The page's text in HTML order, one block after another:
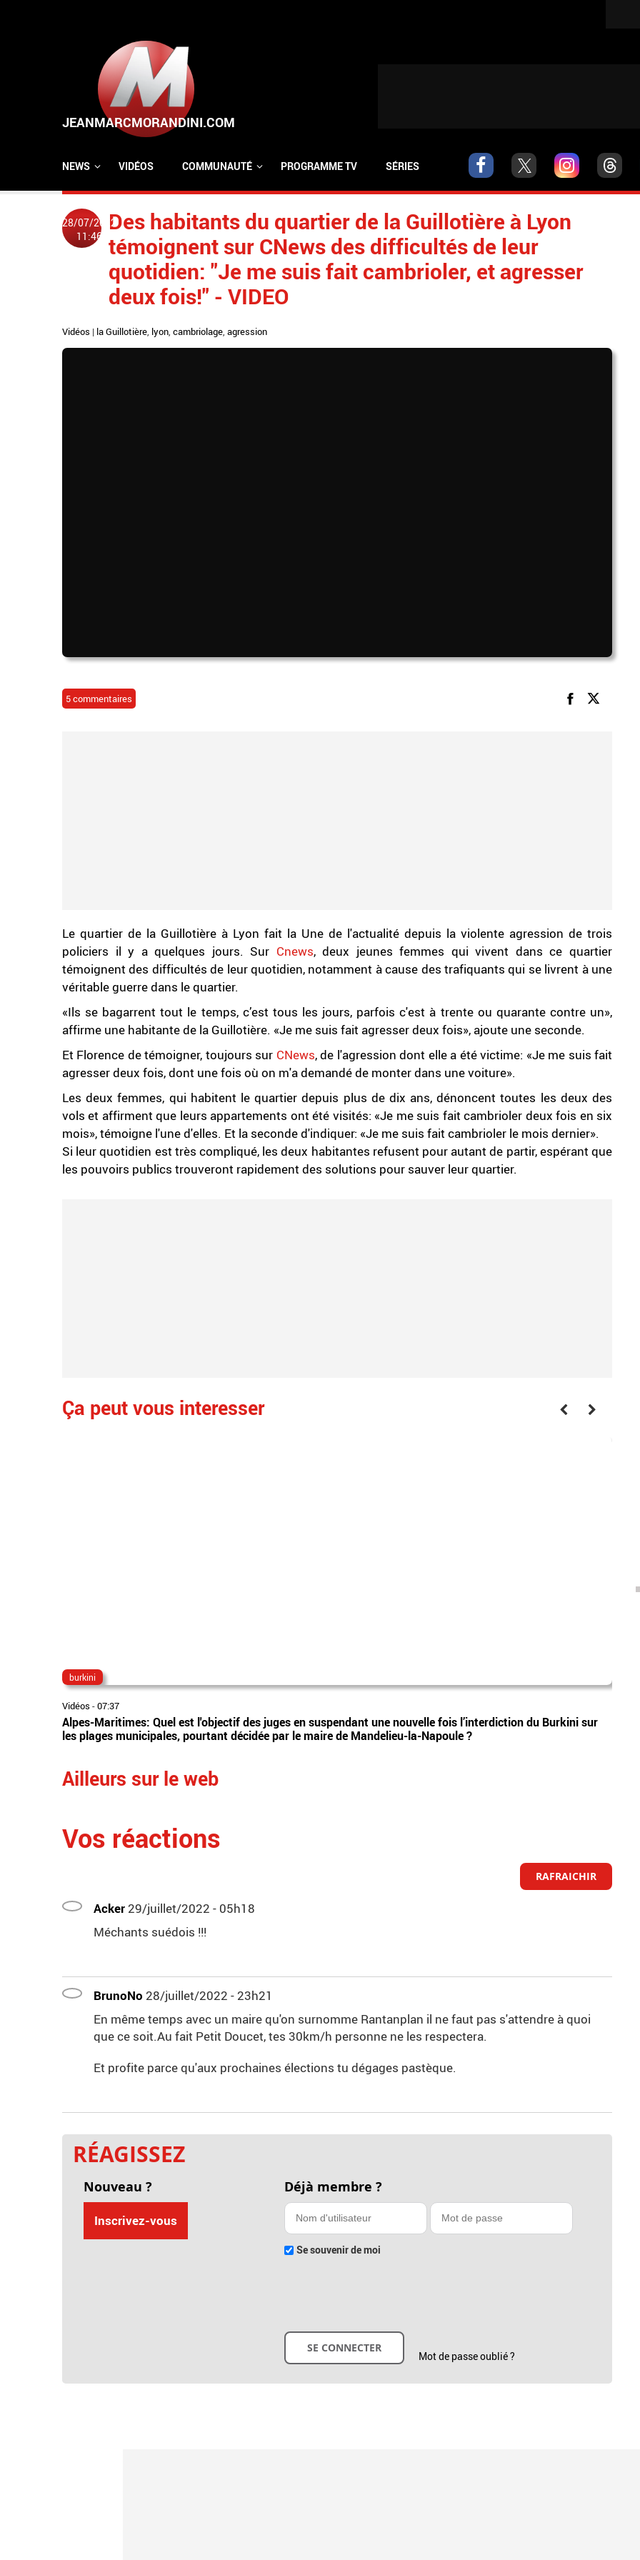
NEWS VIDÉOS COMMUNAUTÉ PROGRAMME TV SÉRIES
28/07/2022
11:46
Des habitants du quartier de la Guillotière à Lyon
témoignent sur CNews des difficultés de leur
quotidien: "Je me suis fait cambrioler, et agresser
deux fois!" - VIDEO
Vidéos | la Guillotière, lyon, cambriolage, agression
5 commentaires
Le quartier de la Guillotière à Lyon fait la Une de l'actualité depuis la violente agression de trois
policiers il y a quelques jours. Sur Cnews, deux jeunes femmes qui vivent dans ce quartier
témoignent des difficultés de leur quotidien, notamment à cause des trafiquants qui se livrent à une
véritable guerre dans le quartier.
«Ils se bagarrent tout le temps, c’est tous les jours, parfois c'est à trente ou quarante contre un»,
affirme une habitante de la Guillotière. «Je me suis fait agresser deux fois», ajoute une seconde.
Et Florence de témoigner, toujours sur CNews, de l'agression dont elle a été victime: «Je me suis fait
agresser deux fois, dont une fois où on m'a demandé de monter dans une voiture».
Les deux femmes, qui habitent le quartier depuis plus de dix ans, dénoncent toutes les deux des
vols et affirment que leurs appartements ont été visités: «Je me suis fait cambrioler deux fois en six
mois», témoigne l'une d'elles. Et la seconde d'indiquer: «Je me suis fait cambrioler le mois dernier».
Si leur quotidien est très compliqué, les deux habitantes refusent pour autant de partir, espérant que
les pouvoirs publics trouveront rapidement des solutions pour sauver leur quartier.
Ça peut vous interesser
burkini
Vidéos -07:37
Alpes-Maritimes: Quel est l'objectif des juges en suspendant une nouvelle fois l’interdiction du Burkini sur
les plages municipales, pourtant décidée par le maire de Mandelieu-la-Napoule ?
Ailleurs sur le web
Vos réactions
RAFRAICHIR
Acker 29/juillet/2022 - 05h18
Méchants suédois !!!
BrunoNo 28/juillet/2022 - 23h21
En même temps avec un maire qu'on surnomme Rantanplan il ne faut pas s'attendre à quoi
que ce soit.Au fait Petit Doucet, tes 30km/h personne ne les respectera.
Et profite parce qu'aux prochaines élections tu dégages pastèque.
RÉAGISSEZ
Nouveau ?
Inscrivez-vous
Déjà membre ?
Se souvenir de moi
Mot de passe oublié ?